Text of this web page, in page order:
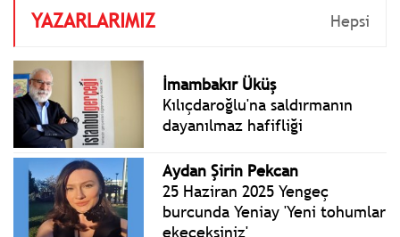
YAZARLARIMIZ Hepsi
İmambakır Üküş
Kılıçdaroğlu'na saldırmanın
dayanılmaz hafifliği
Aydan Şirin Pekcan
25 Haziran 2025 Yengeç
burcunda Yeniay 'Yeni tohumlar
ekeceksiniz'